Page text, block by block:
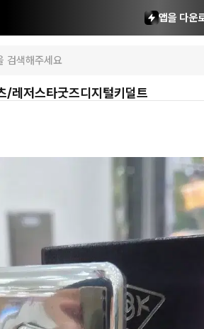
앱을 다운
/레저스타굿즈디지털키덜트